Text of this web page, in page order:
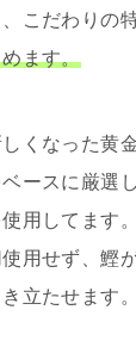
こだわりの
ます。
くなった黄
ースに厳選
用してます。
用せず、鰹
立たせます。